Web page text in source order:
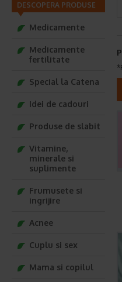
DESCOPERA PRODUSE
Medicamente
Medicamente
fertilitate
Special la Catena
Idei de cadouri
Produse de slabit
Vitamine,
minerale si
suplimente
Frumusete si
ingrijire
Acnee
Cuplu si sex
Mama si copilul